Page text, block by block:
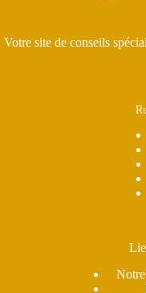
Votre site de conseils